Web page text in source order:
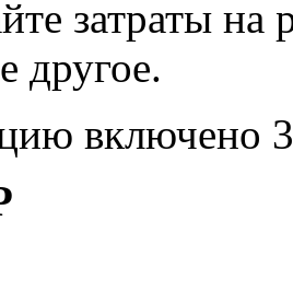
затраты на
другое.
включено